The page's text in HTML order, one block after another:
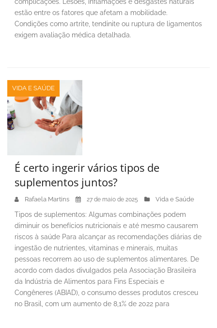
complicações. Lesões, inflamações e desgastes naturais
estão entre os fatores que afetam a mobilidade.
Condições como artrite, tendinite ou ruptura de ligamentos
exigem avaliação médica detalhada.
VIDA E SAÚDE
É certo ingerir vários tipos de
suplementos juntos?
Rafaela Martins 27 de maio de 2025 Vida e Saúde
Tipos de suplementos: Algumas combinações podem
diminuir os benefícios nutricionais e até mesmo causarem
riscos à saúde Para alcançar as recomendações diárias de
ingestão de nutrientes, vitaminas e minerais, muitas
pessoas recorrem ao uso de suplementos alimentares. De
acordo com dados divulgados pela Associação Brasileira
da Indústria de Alimentos para Fins Especiais e
Congêneres (ABIAD), o consumo desses produtos cresceu
no Brasil, com um aumento de 8,1% de 2022 para